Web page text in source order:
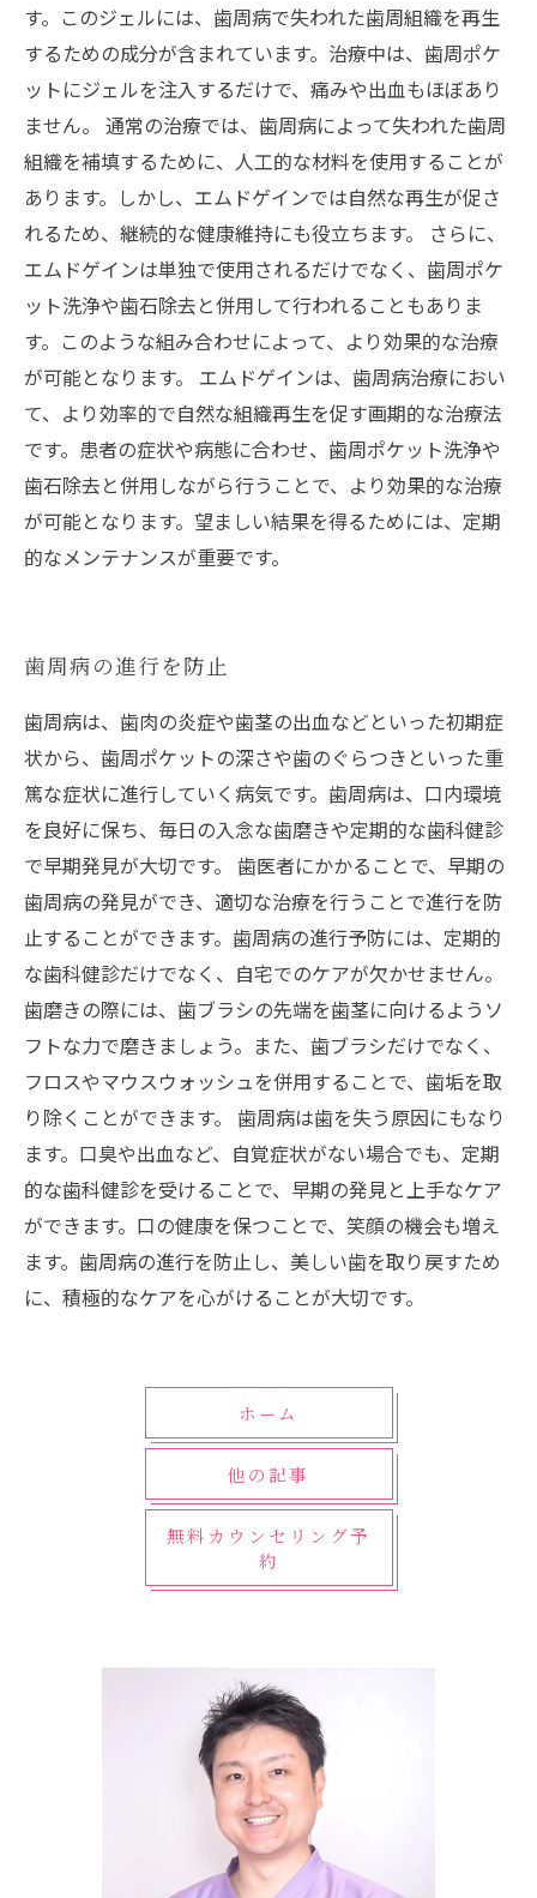
す。このジェルには、歯周病で失われた歯周組織を再生
するための成分が含まれています。治療中は、歯周ポケ
ットにジェルを注入するだけで、痛みや出血もほぼあり
ません。 通常の治療では、歯周病によって失われた歯周
組織を補填するために、人工的な材料を使用することが
あります。しかし、エムドゲインでは自然な再生が促さ
れるため、継続的な健康維持にも役立ちます。 さらに、
エムドゲインは単独で使用されるだけでなく、歯周ポケ
ット洗浄や歯石除去と併用して行われることもありま
す。このような組み合わせによって、より効果的な治療
が可能となります。 エムドゲインは、歯周病治療におい
て、より効率的で自然な組織再生を促す画期的な治療法
です。患者の症状や病態に合わせ、歯周ポケット洗浄や
歯石除去と併用しながら行うことで、より効果的な治療
が可能となります。望ましい結果を得るためには、定期
的なメンテナンスが重要です。
歯周病の進行を防止
歯周病は、歯肉の炎症や歯茎の出血などといった初期症
状から、歯周ポケットの深さや歯のぐらつきといった重
篤な症状に進行していく病気です。歯周病は、口内環境
を良好に保ち、毎日の入念な歯磨きや定期的な歯科健診
で早期発見が大切です。 歯医者にかかることで、早期の
歯周病の発見ができ、適切な治療を行うことで進行を防
止することができます。歯周病の進行予防には、定期的
な歯科健診だけでなく、自宅でのケアが欠かせません。
歯磨きの際には、歯ブラシの先端を歯茎に向けるようソ
フトな力で磨きましょう。また、歯ブラシだけでなく、
フロスやマウスウォッシュを併用することで、歯垢を取
り除くことができます。 歯周病は歯を失う原因にもなり
ます。口臭や出血など、自覚症状がない場合でも、定期
的な歯科健診を受けることで、早期の発見と上手なケア
ができます。口の健康を保つことで、笑顔の機会も増え
ます。歯周病の進行を防止し、美しい歯を取り戻すため
に、積極的なケアを心がけることが大切です。
ホーム
他の記事
無料カウンセリング予
約